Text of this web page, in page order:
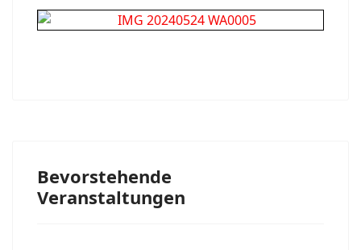
Bevorstehende
Veranstaltungen